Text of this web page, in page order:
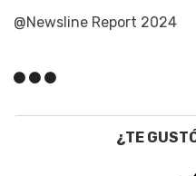
@Newsline Report 2024
¿TE